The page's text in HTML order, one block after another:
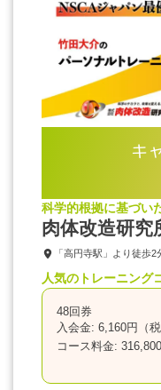
キ
科学的根拠に基づい
肉体改造研究
「高円寺駅」より徒歩2
人気のトレーニング
48回券
入会金: 6,160円（税
コース料金: